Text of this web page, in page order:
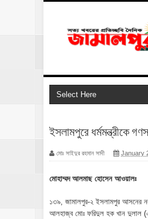
ইসলামপুরে ধর্মমন্ত্রীকে
মোঃ সাইদুর রহমান সাদী January
মোহাম্মদ আলমাছ হোসেন আওয়ালঃ
১৩৯, জামালপুর-২ ইসলামপুর আসনের
আলহাজ্ব মোঃ ফরিদুল হক খান দুলাল